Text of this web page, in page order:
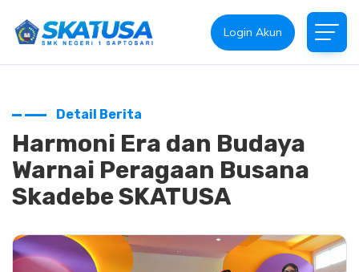
Login Akun
Detail Berita
Harmoni Era dan Budaya
Warnai Peragaan Busana
Skadebe SKATUSA